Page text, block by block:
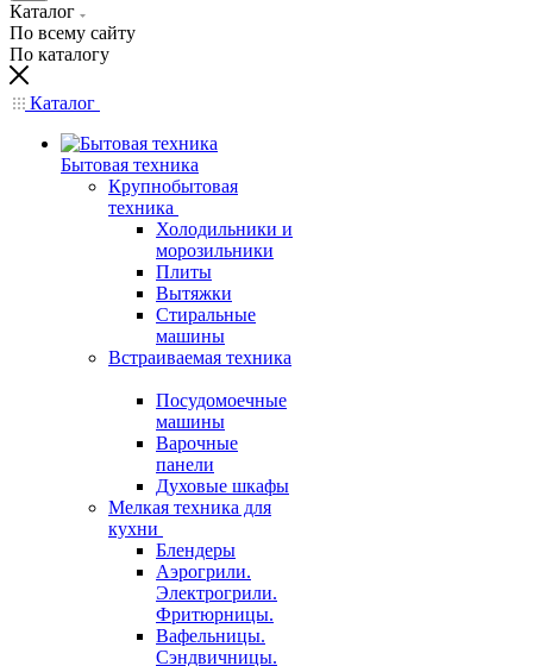
Каталог
По всему сайту
По каталогу
Каталог
Бытовая техника
Крупнобытовая
техника
Холодильники и
морозильники
Плиты
Вытяжки
Стиральные
машины
Встраиваемая техника
Посудомоечные
машины
Варочные
панели
Духовые шкафы
Мелкая техника для
кухни
Блендеры
Аэрогрили.
Электрогрили.
Фритюрницы.
Вафельницы.
Сэндвичницы.